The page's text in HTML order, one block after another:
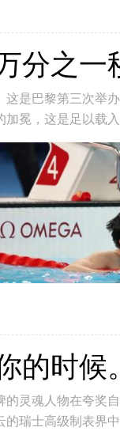
分之一
是巴黎第三次举
冕，这是足以载
的时候
灵魂人物在‬夸奖‬
瑞士高级制表界